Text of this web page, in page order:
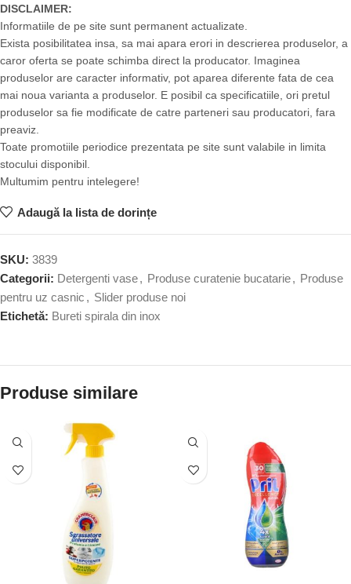
DISCLAIMER:
Informatiile de pe site sunt permanent actualizate.
Exista posibilitatea insa, sa mai apara erori in descrierea produselor, a
caror oferta se poate schimba direct la producator. Imaginea
produselor are caracter informativ, pot aparea diferente fata de cea
mai noua varianta a produselor. E posibil ca specificatiile, ori pretul
produselor sa fie modificate de catre parteneri sau producatori, fara
preaviz.
Toate promotiile periodice prezentata pe site sunt valabile in limita
stocului disponibil.
Multumim pentru intelegere!
Adaugă la lista de dorințe
SKU: 3839
Categorii: Detergenti vase, Produse curatenie bucatarie, Produse
pentru uz casnic , Slider produse noi
Etichetă: Bureti spirala din inox
Produse similare